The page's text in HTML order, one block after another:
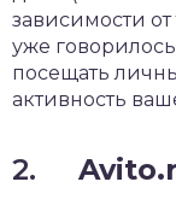
зависимости
уже
посещать
активность
2.